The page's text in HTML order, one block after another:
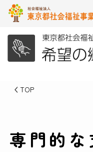
TOP
専門的な